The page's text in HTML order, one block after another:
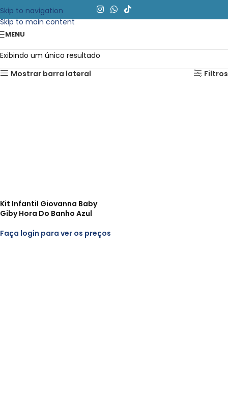
Skip to navigation
Skip to main content
MENU
Exibindo um único resultado
Mostrar barra lateral
Filtros
Kit Infantil Giovanna Baby
Giby Hora Do Banho Azul
Faça login para ver os preços